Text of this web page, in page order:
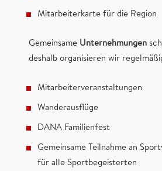
Mitarbeiterkarte für die Region
Gemeinsame Unternehmungen
deshalb organisieren wir
Mitarbeiterveranstaltungen
Wanderausflüge
DANA Familienfest
Gemeinsame Teilnahme an
für alle Sportbegeisterten